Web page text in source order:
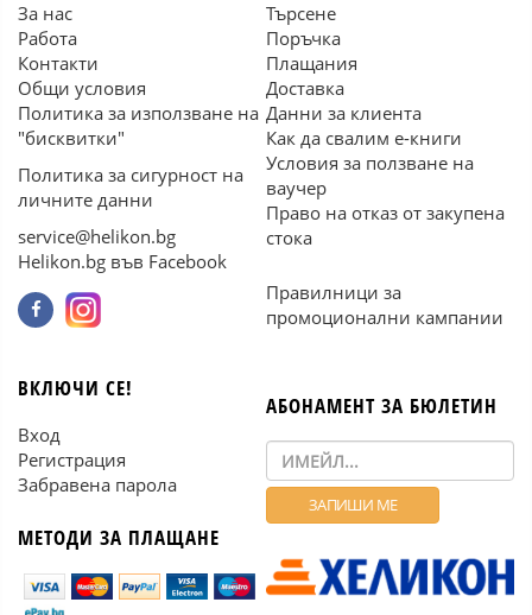
За нас
Работа
Контакти
Общи условия
Политика за използване на
"бисквитки"
Политика за сигурност на
личните данни
service@helikon.bg
Helikon.bg във Facebook
Търсене
Поръчка
Плащания
Доставка
Данни за клиента
Как да свалим е-книги
Условия за ползване на
ваучер
Право на отказ от закупена
стока
Правилници за
промоционални кампании
ВКЛЮЧИ СЕ!
Вход
Регистрация
Забравена парола
МЕТОДИ ЗА ПЛАЩАНЕ
АБОНАМЕНТ ЗА БЮЛЕТИН